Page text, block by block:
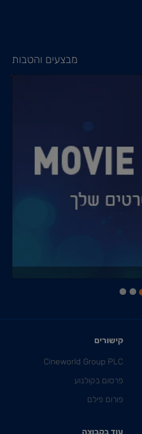
מבצעים והטבות
קישורים
Cineworld Group PLC
פרסום בקולנוע
פורום פילם